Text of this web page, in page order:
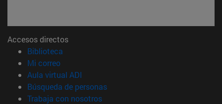
Accesos directos
Biblioteca
Mi correo(abre en nueva ventana)
Aula virtual ADI
Búsqueda de personas(abre en nueva ventana)
Trabaja con nosotros(abre en nueva ventana)